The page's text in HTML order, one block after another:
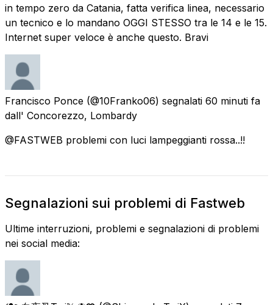
in tempo zero da Catania, fatta verifica linea, necessario
un tecnico e lo mandano OGGI STESSO tra le 14 e le 15.
Internet super veloce è anche questo. Bravi
Francisco Ponce (@10Franko06) segnalati 60 minuti fa
dall' Concorezzo, Lombardy
@FASTWEB problemi con luci lampeggianti rossa..!!
Segnalazioni sui problemi di Fastweb
Ultime interruzioni, problemi e segnalazioni di problemi
nei social media: